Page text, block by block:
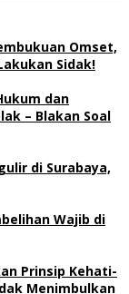
Omset,
Sidak!
dan
– Blakan Soal
di Surabaya,
Wajib di
Prinsip Kehati-
Menimbulkan